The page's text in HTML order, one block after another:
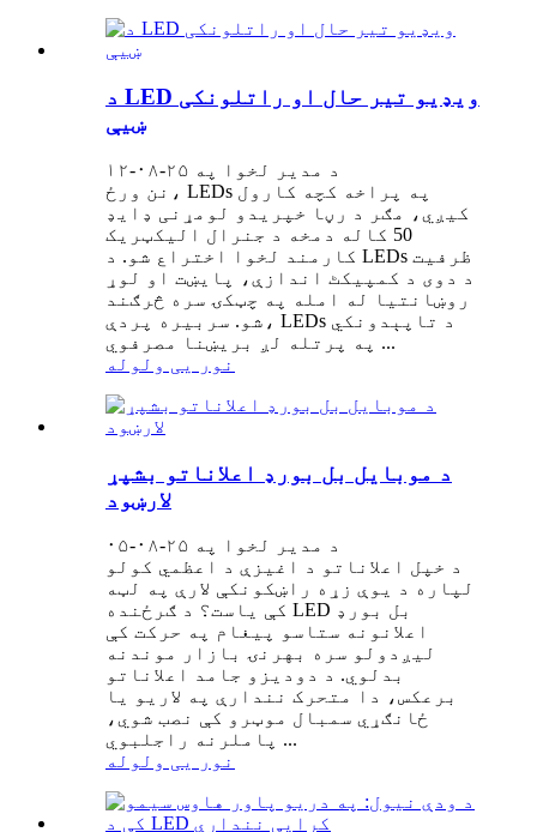
د LED ویډیو تیر حال او راتلونکی
ښیې
د مدیر لخوا په ۲۵-۰۸-۱۲
نن ورځ، LEDs په پراخه کچه کارول
کیږي، مګر د رڼا خپریدو لومړنی ډایډ
50 کاله دمخه د جنرال الیکټریک
کارمند لخوا اختراع شو. د LEDs ظرفیت
د دوی د کمپیکٹ اندازې، پایښت او لوړ
روښانتیا له امله په چټکۍ سره څرګند
شو. سربیره پردې، LEDs د تاپېدونکي
په پرتله لږ بریښنا مصرفوي ...
نور یی ولوله
د موبایل بل بورډ اعلاناتو بشپړ
لارښود
د مدیر لخوا په ۲۵-۰۸-۰۵
د خپل اعلاناتو د اغیزې د اعظمي کولو
لپاره د یوې زړه راښکونکې لارې په لټه
کې یاست؟ د ګرځنده LED بل بورډ
اعلانونه ستاسو پیغام په حرکت کې
لیږدولو سره بهرنۍ بازار موندنه
بدلوي. د دودیزو جامد اعلاناتو
برعکس، دا متحرک نندارې په لاریو یا
ځانګړي سمبال موټرو کې نصب شوي،
پاملرنه راجلبوي ...
نور یی ولوله